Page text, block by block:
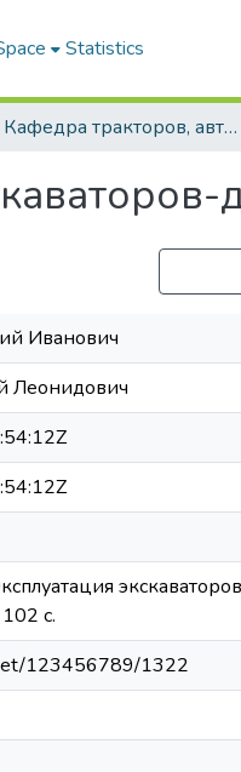
Statistics
Кафедра тракторов, автомобилей и машин для природообустройства
Иванович
Леонидович
с.
123456789/1322